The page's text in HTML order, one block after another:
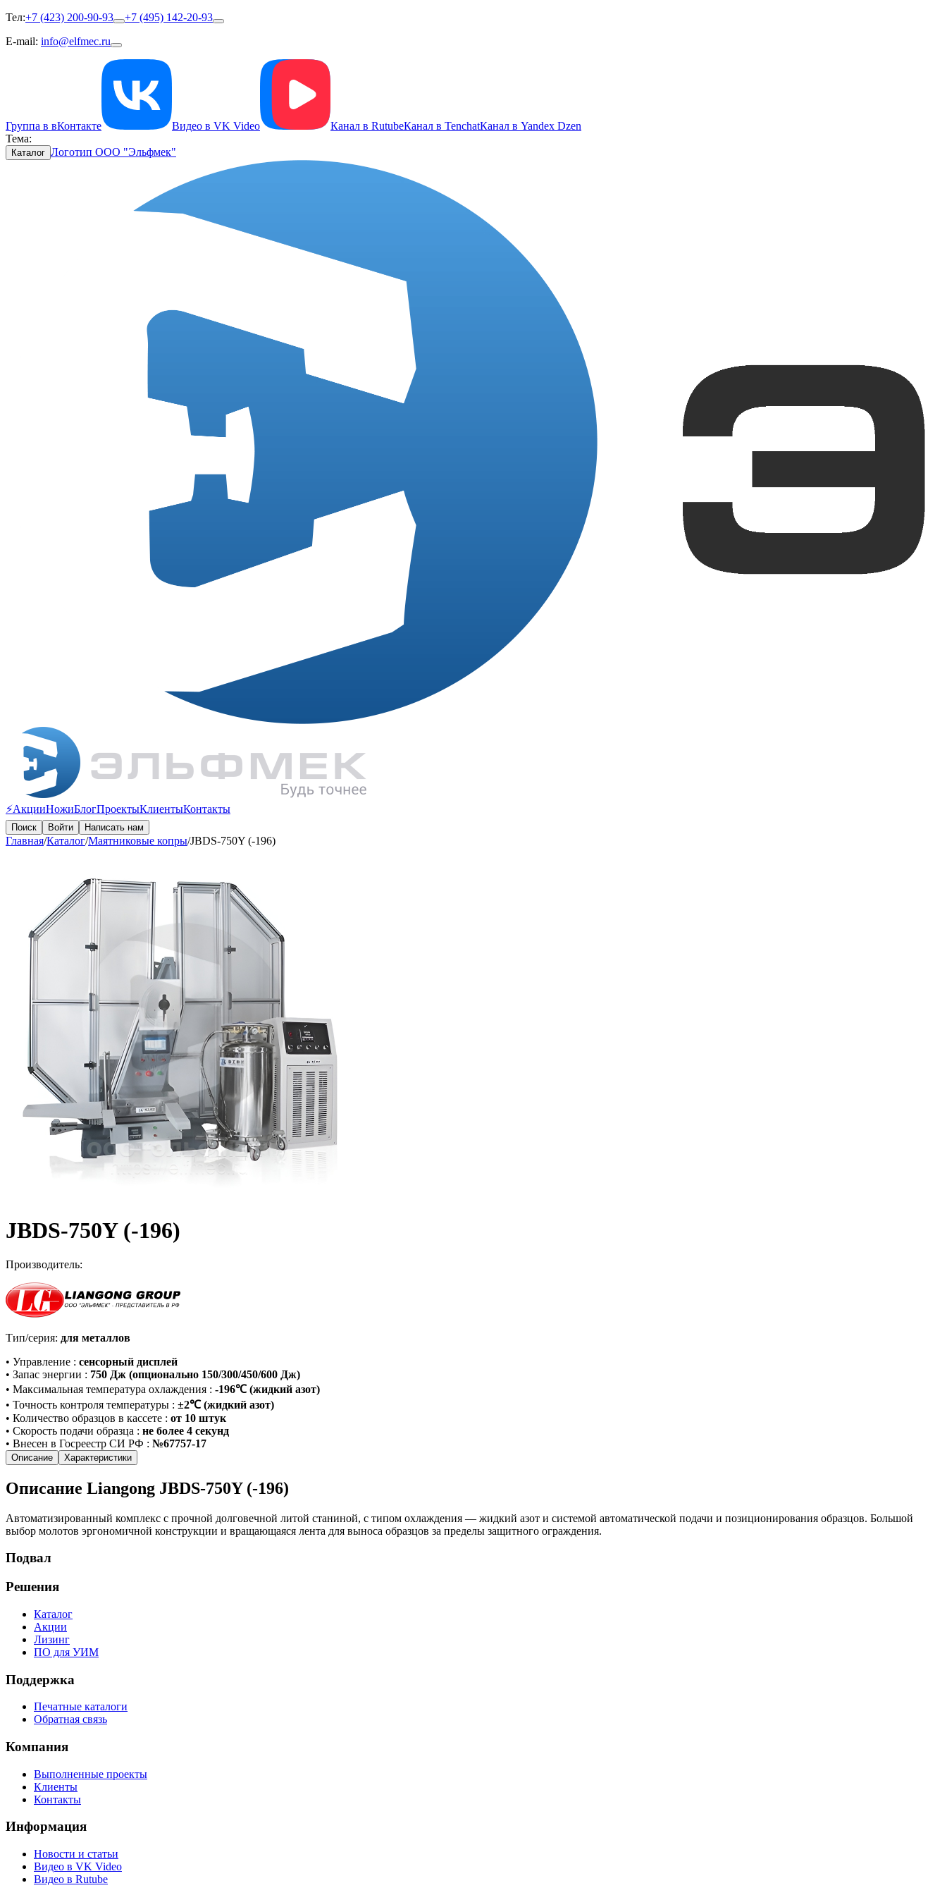
Тел:+7 (423) 200-90-93
+7 (495) 142-20-93
E-mail: info@elfmec.ru
Группа в вКонтакте Видео в VK Video Канал в RutubeКанал в TenchatКанал в Yandex Dzen
Тема:
Каталог Логотип ООО "Эльфмек"
⚡️АкцииНожиБлогПроектыКлиентыКонтакты
Поиск Войти Написать нам
Главная/Каталог/Маятниковые копры/JBDS-750Y (-196)
JBDS-750Y (-196)
Производитель:
Тип/серия: для металлов
• Управление : сенсорный дисплей
• Запас энергии : 750 Дж (опционально 150/300/450/600 Дж)
• Максимальная температура охлаждения : -196℃ (жидкий азот)
• Точность контроля температуры : ±2℃ (жидкий азот)
• Количество образцов в кассете : от 10 штук
• Скорость подачи образца : не более 4 секунд
• Внесен в Госреестр СИ РФ : №67757-17
Описание Характеристики
Описание Liangong JBDS-750Y (-196)
Автоматизированный комплекс с прочной долговечной литой станиной, c типом охлаждения — жидкий азот и системой автоматической подачи и позиционирования образцов. Большой
выбор молотов эргономичной конструкции и вращающаяся лента для выноса образцов за пределы защитного ограждения.
Подвал
Решения
Каталог
Акции
Лизинг
ПО для УИМ
Поддержка
Печатные каталоги
Обратная связь
Компания
Выполненные проекты
Клиенты
Контакты
Информация
Новости и статьи
Видео в VK Video
Видео в Rutube